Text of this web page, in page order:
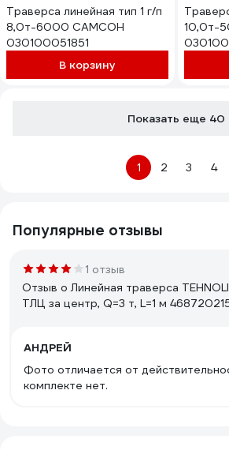
Траверса линейная тип 1 г/п
8,0т-6000 САМСОН
030100051851
В корзину
10,0т-
Показать еще 40
1 2 3 4
Популярные отзывы
1 отзыв
Отзыв о Линейная траверса
ТЛЦ за центр, Q=3 т, L=1 м
АНДРЕЙ
Фото отличается от
комплекте нет.